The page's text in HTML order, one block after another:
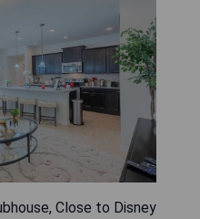
Close to Disney